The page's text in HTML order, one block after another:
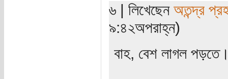
৬ | লিখেছেন অতন্দ্র
৯:৪২অপরাহ্ন)
বাহ, বেশ লাগল